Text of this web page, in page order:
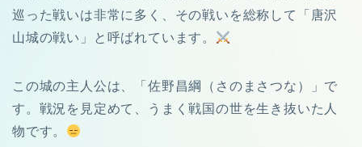
巡った戦いは非常に多く、その戦いを総称して「唐沢
山城の戦い」と呼ばれています。
この城の主人公は、「佐野昌綱（さのまさつな）」で
す。戦況を見定めて、うまく戦国の世を生き抜いた人
物です。